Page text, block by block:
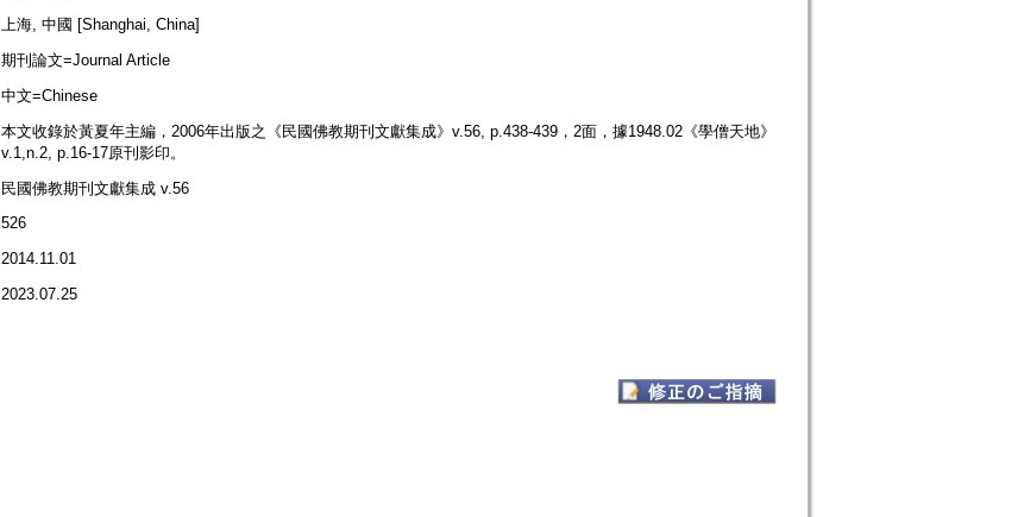
上海, 中國 [Shanghai, China]
期刊論文=Journal Article
中文=Chinese
本文收錄於黃夏年主編，2006年出版之《民國佛教期刊文獻集成》v.56, p.438-439，2面，據1948.02《學僧天地》
v.1,n.2, p.16-17原刊影印。
民國佛教期刊文獻集成 v.56
526
2014.11.01
2023.07.25